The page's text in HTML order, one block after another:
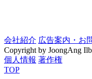
会社紹介 広告案内・お
Copyright by JoongAng
個人情報 著作権
TOP